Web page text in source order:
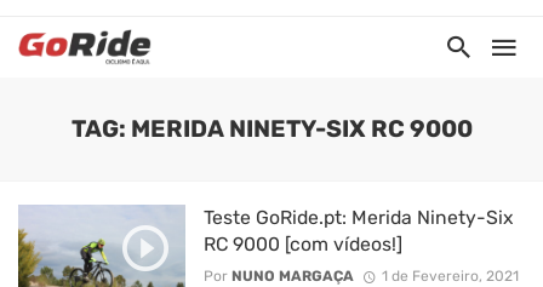
TAG: MERIDA NINETY-SIX RC 9000
Teste GoRide.pt: Merida Ninety-Six
RC 9000 [com vídeos!]
Por NUNO MARGAÇA 1 de Fevereiro, 2021